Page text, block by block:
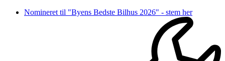
VidereNomineret til "Byens Bedste Bilhus 2026" - stem her